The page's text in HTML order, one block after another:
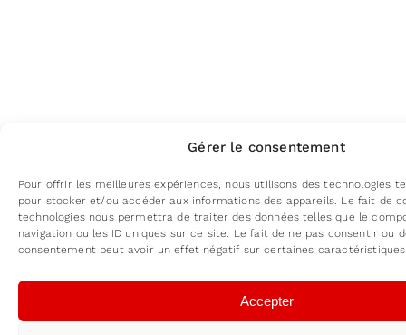
Gérer le consentement
Pour offrir les meilleures expériences, nous utilisons des technologies
pour stocker et/ou accéder aux informations des appareils. Le fait de
technologies nous permettra de traiter des données telles que le
navigation ou les ID uniques sur ce site. Le fait de ne pas consentir ou
consentement peut avoir un effet négatif sur certaines
Accepter